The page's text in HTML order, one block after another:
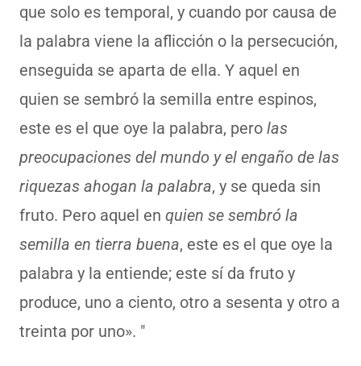
que solo es temporal, y cuando por causa de
la palabra viene la aflicción o la persecución,
enseguida se aparta de ella. Y aquel en
quien se sembró la semilla entre espinos,
este es el que oye la palabra, pero las
preocupaciones del mundo y el engaño de las
riquezas ahogan la palabra, y se queda sin
fruto. Pero aquel en quien se sembró la
semilla en tierra buena, este es el que oye la
palabra y la entiende; este sí da fruto y
produce, uno a ciento, otro a sesenta y otro a
treinta por uno». "